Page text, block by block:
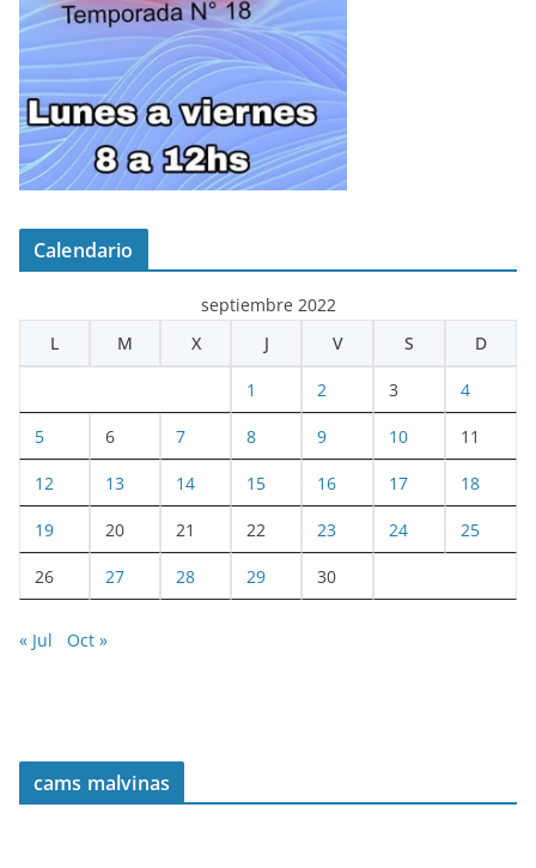
Calendario
septiembre 2022
L
M X J V S D
1 2 3 4
5 6 7 8 9 10 11
12 13 14 15 16 17 18
19 20 21 22 23 24 25
26 27 28 29 30
« Jul Oct »
cams malvinas